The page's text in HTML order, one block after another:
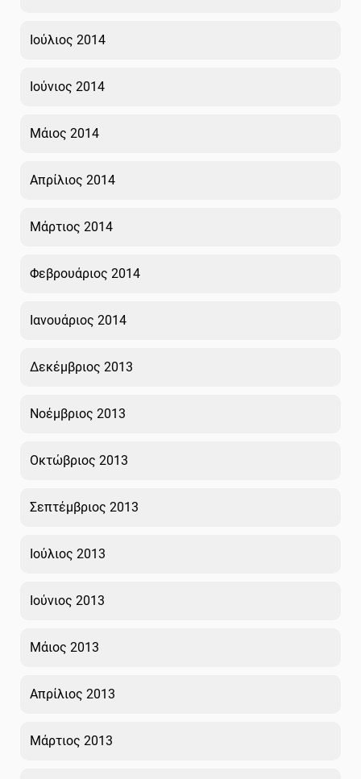
Ιούλιος 2014
Ιούνιος 2014
Μάιος 2014
Απρίλιος 2014
Μάρτιος 2014
Φεβρουάριος 2014
Ιανουάριος 2014
Δεκέμβριος 2013
Νοέμβριος 2013
Οκτώβριος 2013
Σεπτέμβριος 2013
Ιούλιος 2013
Ιούνιος 2013
Μάιος 2013
Απρίλιος 2013
Μάρτιος 2013